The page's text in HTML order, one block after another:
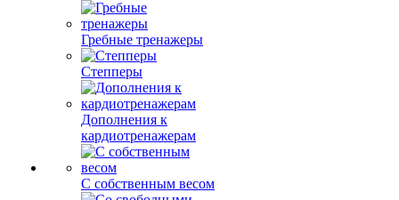
Гребные тренажеры
Степперы
Дополнения к
кардиотренажерам
С собственным весом